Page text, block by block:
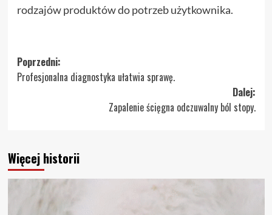
rodzajów produktów do potrzeb użytkownika.
Zobacz
wpisy
Poprzedni:
Profesjonalna diagnostyka ułatwia sprawę.
Dalej:
Zapalenie ścięgna odczuwalny ból stopy.
Więcej historii